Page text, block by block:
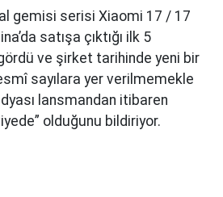
gemisi serisi Xiaomi 17 / 17
satışa çıktığı ilk 5
ve şirket tarihinde yeni bir
sayılara yer verilmemekle
lansmandan itibaren
olduğunu bildiriyor.